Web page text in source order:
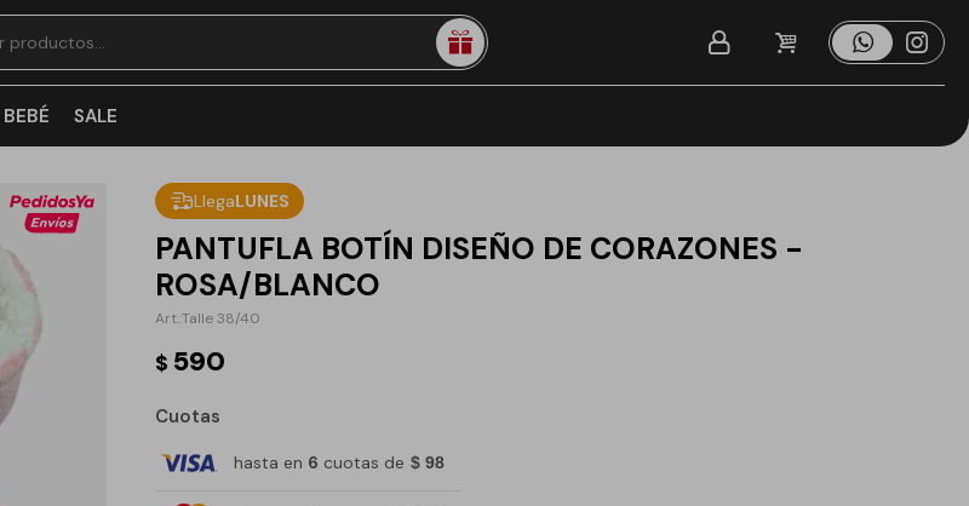
BEBÉ SALE
LlegaLUNES
PANTUFLA BOTÍN DISEÑO DE CORAZONES -
ROSA/BLANCO
Talle 38/40
$ 590
Cuotas
hasta en 6 cuotas de $ 98